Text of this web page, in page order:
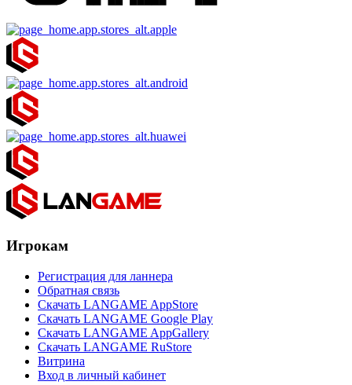
Игрокам
Регистрация для ланнера
Обратная связь
Скачать LANGAME AppStore
Скачать LANGAME Google Play
Скачать LANGAME AppGallery
Скачать LANGAME RuStore
Витрина
Вход в личный кабинет